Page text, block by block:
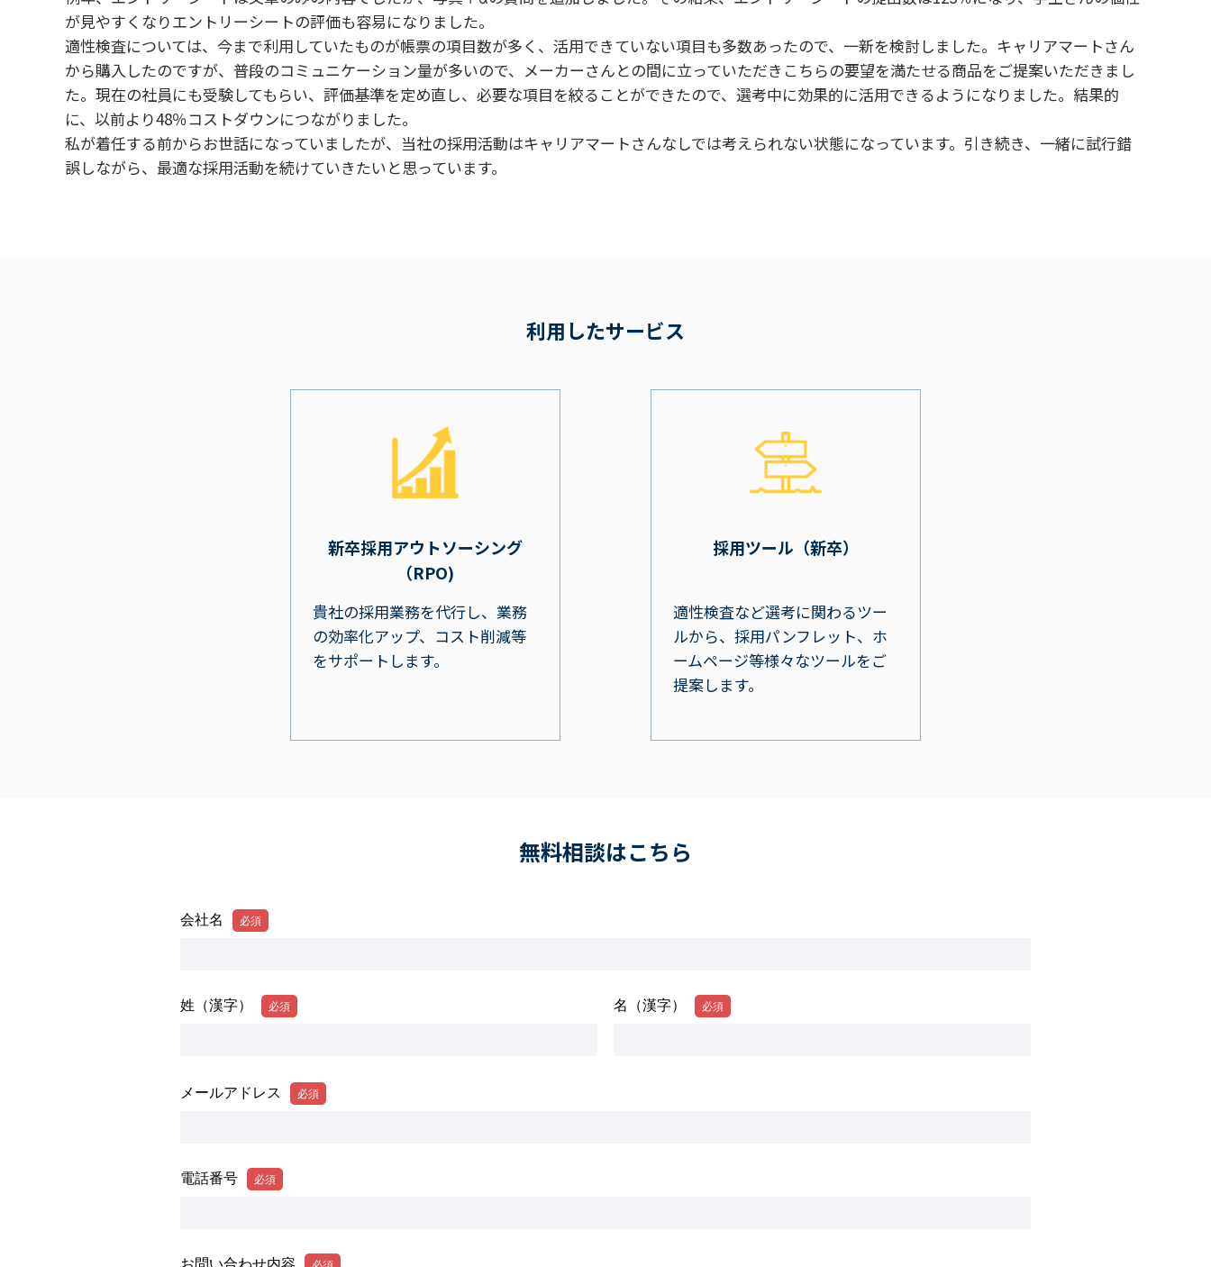
が見やすくなりエントリーシートの評価も容易になりました。
適性検査については、今まで利用していたものが帳票の項目数が多く、活用できていない項目も多数あったので、一新を検討しました。キャリアマートさん
から購入したのですが、普段のコミュニケーション量が多いので、メーカーさんとの間に立っていただきこちらの要望を満たせる商品をご提案いただきまし
た。現在の社員にも受験してもらい、評価基準を定め直し、必要な項目を絞ることができたので、選考中に効果的に活用できるようになりました。結果的
に、以前より48％コストダウンにつながりました。
私が着任する前からお世話になっていましたが、当社の採用活動はキャリアマートさんなしでは考えられない状態になっています。引き続き、一緒に試行錯
誤しながら、最適な採用活動を続けていきたいと思っています。
利用したサービス
新卒採用アウトソーシング
（RPO)
貴社の採用業務を代行し、業務
の効率化アップ、コスト削減等
をサポートします。
採用ツール（新卒）
適性検査など選考に関わるツー
ルから、採用パンフレット、ホ
ームページ等様々なツールをご
提案します。
無料相談はこちら